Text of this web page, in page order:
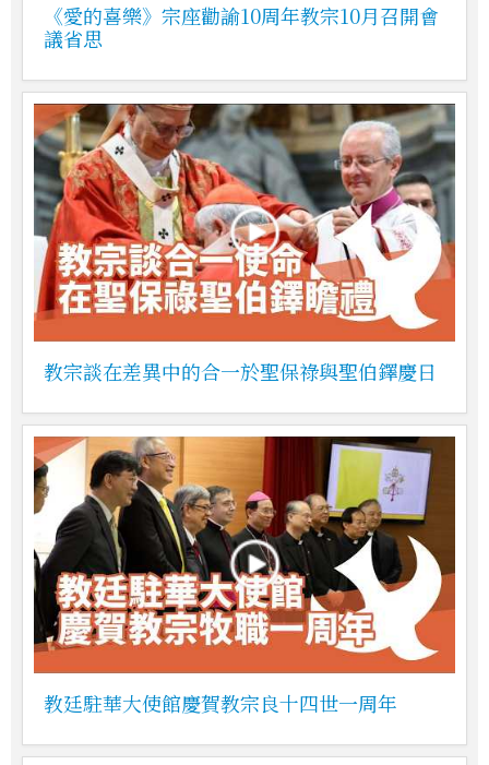
《愛的喜樂》宗座勸諭10周年教宗10月召開會
議省思
教宗談在差異中的合一於聖保祿與聖伯鐸慶日
教廷駐華大使館慶賀教宗良十四世一周年